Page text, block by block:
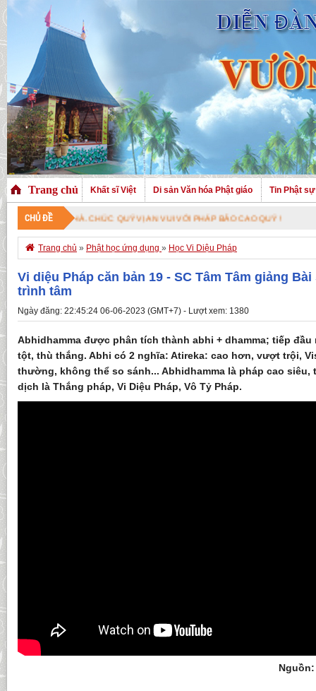
Trang chủ Khất sĩ Việt Di sản Văn hóa Phật giáo Tin Phật sự
CHỦ ĐỀ
NHÀ. CHÚC QUÝ VỊ AN VUI VỚI PHÁP BẢO CAO QUÝ !
 Trang chủ » Phật học ứng dụng » Học Vi Diệu Pháp
Vi diệu Pháp căn bản 19 - SC Tâm Tâm giảng
trình tâm
Ngày đăng: 22:45:24 06-06-2023 (GMT+7) - Lượt xem: 1380
Abhidhamma được phân tích thành abhi + dhamma; tiếp
tột, thù thắng. Abhi có 2 nghĩa: Atireka: cao hơn, vượt trội,
thường, không thể so sánh... Abhidhamma là pháp cao
dịch là Thắng pháp, Vi Diệu Pháp, Vô Tỷ Pháp.